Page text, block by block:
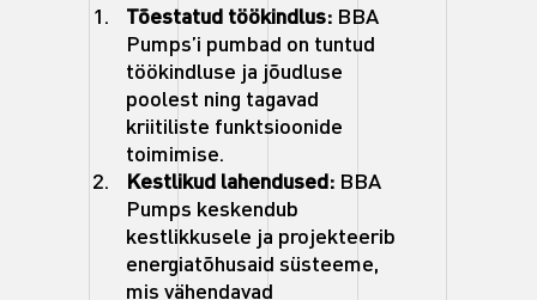
Tõestatud töökindlus:BBA
Pumps’i pumbad on tuntud
töökindluse ja jõudluse
poolest ning tagavad
kriitiliste funktsioonide
toimimise.
Kestlikud lahendused:BBA
Pumps keskendub
kestlikkusele ja projekteerib
energiatõhusaid süsteeme,
mis vähendavad